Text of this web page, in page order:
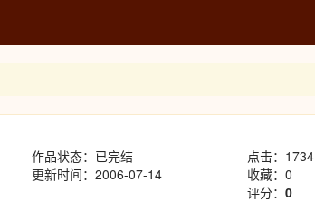
作品状态：已完结
更新时间：2006-07-14
点击：1734
收藏：0
评分： 0